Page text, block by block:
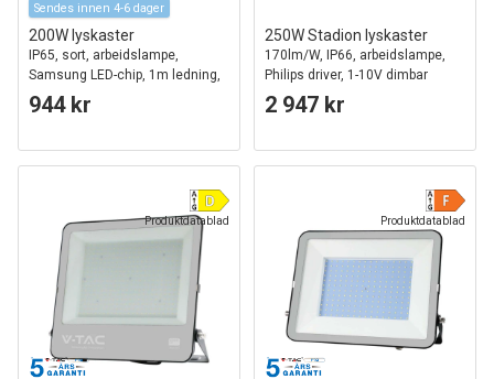
Sendes innen 4-6 dager
200W lyskaster
IP65, sort, arbeidslampe,
Samsung LED-chip, 1m ledning,
6500K, grått frostet glass
944 kr
250W Stadion lyskaster
170lm/W, IP66, arbeidslampe,
Philips driver, 1-10V dimbar
2 947 kr
Produktdatablad Produktdatablad